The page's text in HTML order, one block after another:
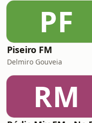
PF
Piseiro FM
Delmiro Gouveia
RM